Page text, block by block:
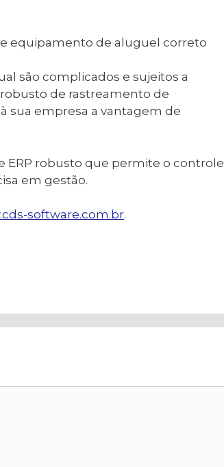
equipamento de aluguel correto
são complicados e sujeitos a
de rastreamento de
sua empresa a vantagem de
ERP robusto que permite o controle
em gestão.
software.com.br.